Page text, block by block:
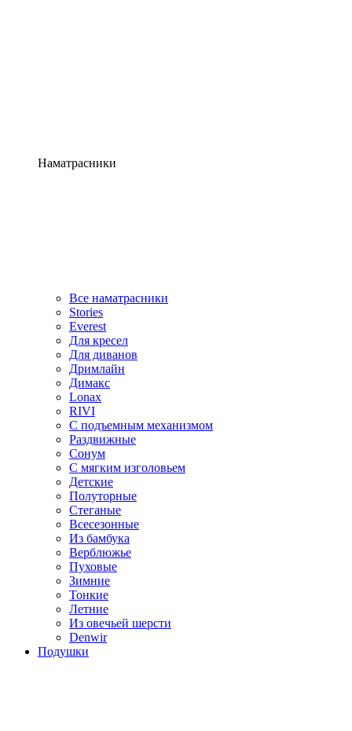
Наматрасники
Все наматрасники
Stories
Everest
Для кресел
Для диванов
Дримлайн
Димакс
Lonax
RIVI
С подъемным механизмом
Раздвижные
Сонум
С мягким изголовьем
Детские
Полуторные
Стеганые
Всесезонные
Из бамбука
Верблюжье
Пуховые
Зимние
Тонкие
Летние
Из овечьей шерсти
Denwir
Подушки